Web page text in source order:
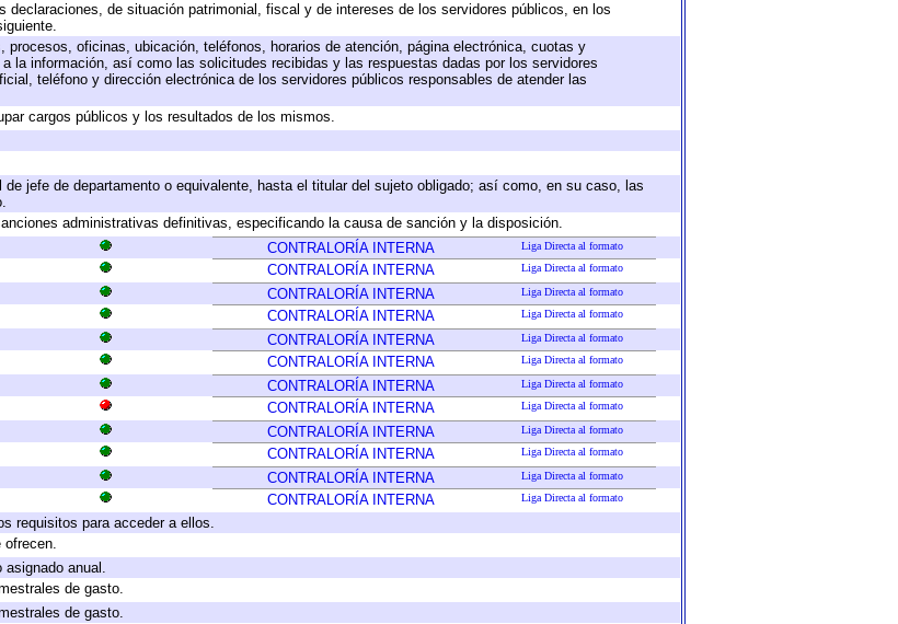
declaraciones, de situación patrimonial, fiscal y de intereses de los servidores públicos, en los
oficinas, ubicación, teléfonos, horarios de atención, página electrónica, cuotas y
la información, así como las solicitudes recibidas y las respuestas dadas por los servidores
teléfono y dirección electrónica de los servidores públicos responsables de atender las
cargos públicos y los resultados de los mismos.
jefe de departamento o equivalente, hasta el titular del sujeto obligado; así como, en su caso, las
administrativas definitivas, especificando la causa de sanción y la disposición.
CONTRALORÍA INTERNA Liga Directa al formato
CONTRALORÍA INTERNA Liga Directa al formato
CONTRALORÍA INTERNA Liga Directa al formato
CONTRALORÍA INTERNA Liga Directa al formato
CONTRALORÍA INTERNA Liga Directa al formato
CONTRALORÍA INTERNA Liga Directa al formato
CONTRALORÍA INTERNA Liga Directa al formato
CONTRALORÍA INTERNA Liga Directa al formato
CONTRALORÍA INTERNA Liga Directa al formato
CONTRALORÍA INTERNA Liga Directa al formato
CONTRALORÍA INTERNA Liga Directa al formato
CONTRALORÍA INTERNA Liga Directa al formato
requisitos para acceder a ellos.
ofrecen.
asignado anual.
de gasto.
de gasto.